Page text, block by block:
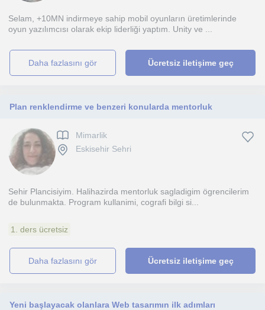
Selam, +10MN indirmeye sahip mobil oyunların üretimlerinde
oyun yazılımcısı olarak ekip liderliği yaptım. Unity ve ...
daha fazlasını gör Ücretsiz iletişime geç
Plan renklendirme ve benzeri konularda mentorluk
Mimarlik
Eskisehir Sehri
Sehir Plancisiyim. Halihazirda mentorluk sagladigim ögrencilerim
de bulunmakta. Program kullanimi, cografi bilgi si...
1. ders ücretsiz
daha fazlasını gör Ücretsiz iletişime geç
Yeni başlayacak olanlara Web tasarımın ilk adımları